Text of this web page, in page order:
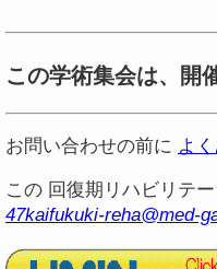
この学術集会は、開
お問い合わせの前に よ
この 回復期リハビリテ
47kaifukuki-reha@med-